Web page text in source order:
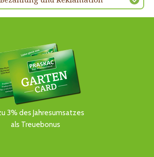
3% des Jahresumsatzes
als Treuebonus